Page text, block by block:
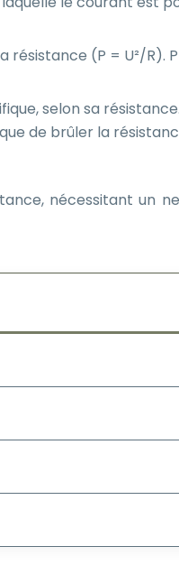
résistance (P = U²/R).
selon sa
de brûler la
nécessitant un